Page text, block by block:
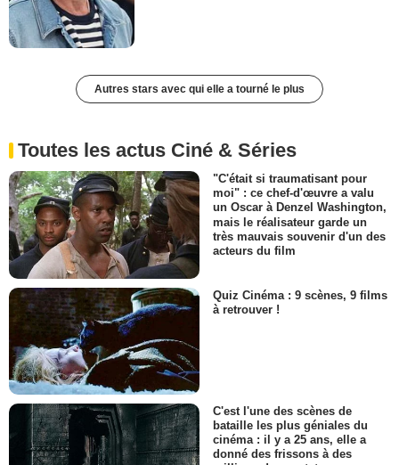
Autres stars avec qui elle a tourné le plus
Toutes les actus Ciné & Séries
"C'était si traumatisant pour
moi" : ce chef-d'œuvre a valu
un Oscar à Denzel Washington,
mais le réalisateur garde un
très mauvais souvenir d'un des
acteurs du film
Quiz Cinéma : 9 scènes, 9 films
à retrouver !
C'est l'une des scènes de
bataille les plus géniales du
cinéma : il y a 25 ans, elle a
donné des frissons à des